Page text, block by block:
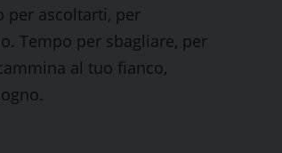
per ascoltarti, per
Tempo per sbagliare, per
al tuo fianco,